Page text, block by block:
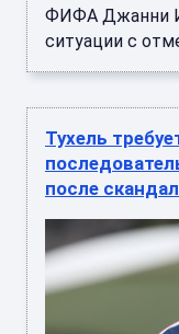
ФИФА Джанни
ситуации с
Тухель
после